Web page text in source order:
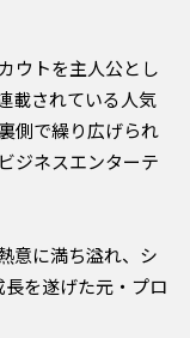
ウトを主人公とし
載されている人気
側で繰り広げられ
ジネスエンターテ
意に満ち溢れ、シ
を遂げた元・プロ